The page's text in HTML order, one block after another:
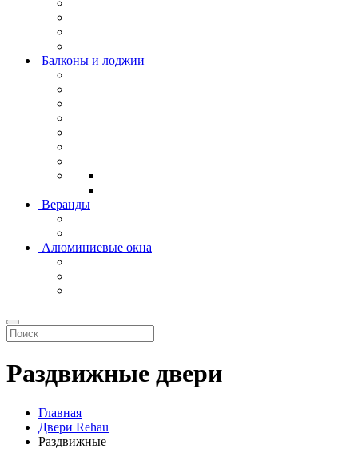
Балконы и лоджии
Веранды
Алюминиевые окна
Раздвижные двери
Главная
Двери Rehau
Раздвижные